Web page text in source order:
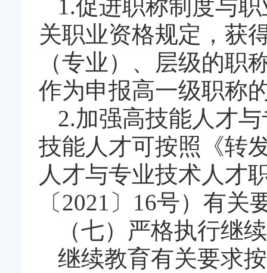
1.促进职称制度与
关职业资格规定，获
（专业）、层级的职
作为申报高一级职称
2.加强高技能人才
技能人才可按照《转
人才与专业技术人才
〔2021〕16号）有
（七）严格执行继
继续教育有关要求